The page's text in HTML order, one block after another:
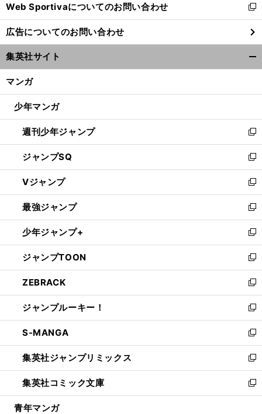
く
Web Sportivaについてのお問い合わせ
新
し
い
ウ
ィ
ン
ウ
開
く
広告についてのお問い合わせ
集英社サイト
マンガ
少年マンガ
週刊少年ジャンプ
新
し
い
ウ
ィ
ン
ド
ウ
で
開
く
ジャンプSQ
新
し
い
ウ
ィ
ン
ド
ウ
で
開
く
Vジャンプ
新
し
い
ウ
ィ
ン
ド
ウ
で
開
く
最強ジャンプ
新
し
い
ウ
ィ
ン
ド
ウ
で
開
く
少年ジャンプ+
新
し
い
ウ
ィ
ン
ド
ウ
で
開
く
ジャンプTOON
新
し
い
ウ
ィ
ン
ド
ウ
で
開
く
ZEBRACK
新
し
い
ウ
ィ
ン
ド
ウ
で
開
ジャンプルーキー！
新
し
い
ウ
ィ
ン
ド
ウ
S-MANGA
新
し
い
ウ
ィ
ン
集英社ジャンプリミックス
新
し
い
ウ
集英社コミック文庫
新
し
青年マンガ